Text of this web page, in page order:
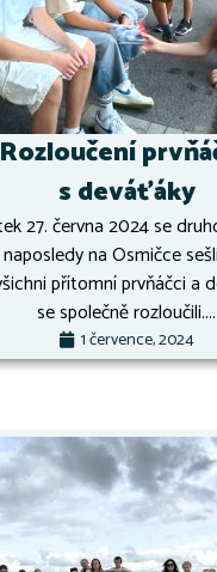
Rozloučení
s deváťáky
27. června 2024 se
na Osmičce
přítomní prvňáčci a
se společně rozloučili....
1 července, 2024